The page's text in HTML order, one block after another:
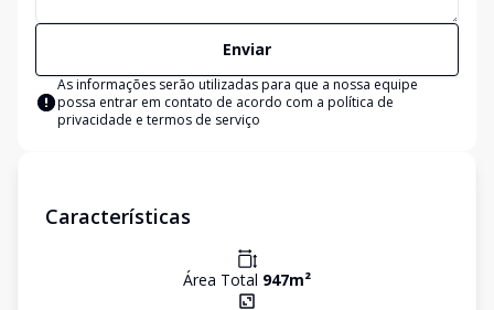
Enviar
As informações serão utilizadas para que a nossa equipe
possa entrar em contato de acordo com a política de
privacidade e termos de serviço
Características
Área Total 947m²